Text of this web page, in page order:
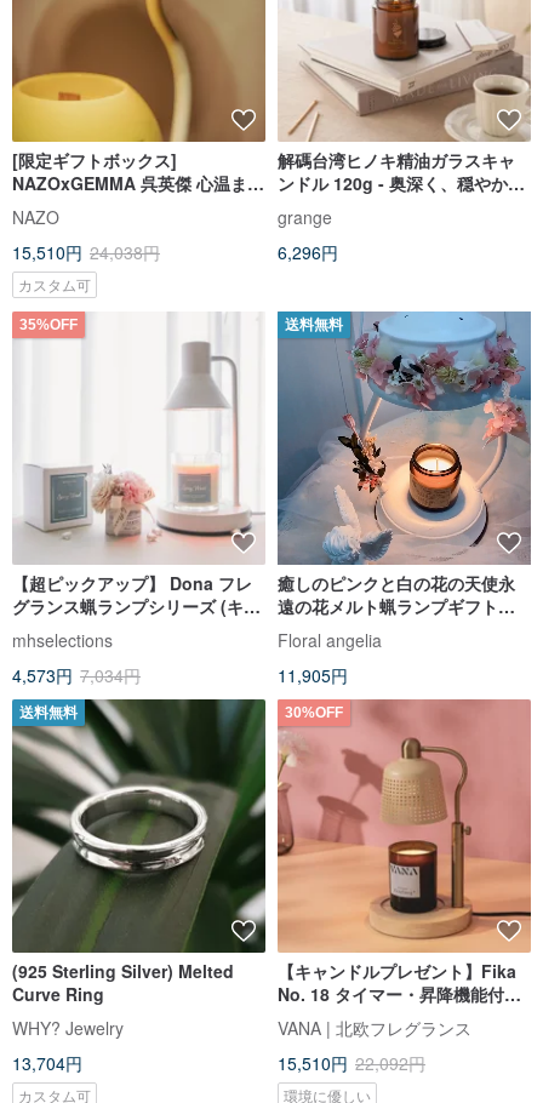
[限定ギフトボックス]
NAZOxGEMMA 呉英傑 心温まる
メルティング蝋ギフトボックス |
キャンドル＆メルティングキャ
ンドルランプ
NAZO
15,510円 24,038円
カスタム可
解碼台湾ヒノキ精油ガラスキャ
ンドル 120g - 奥深く、穏やか
マーとの併用も可能です。
grange
6,296円
35%OFF
【超ピックアップ】 Dona フレ
グランス蝋ランプシリーズ (キャ
ンドルを除く) ギフト第一選択_
ホワイト在庫あり 韓国
mhselections
4,573円 7,034円
送料無料
癒しのピンクと白の花の天使永
遠の花メルト蝋ランプギフト香
りのキャンドル誕生日ギフトバ
レンタインデーギフト
Floral angelia
11,905円
送料無料
(925 Sterling Silver) Melted
Curve Ring
WHY? Jewelry
13,704円
カスタム可
30%OFF
【キャンドルプレゼント】Fika
No. 18 タイマー・昇降機能付き
ワックスメルターランプ - ミルク
ティーアプリコット 保証付き
VANA | 北欧フレグランス
15,510円 22,092円
環境に優しい